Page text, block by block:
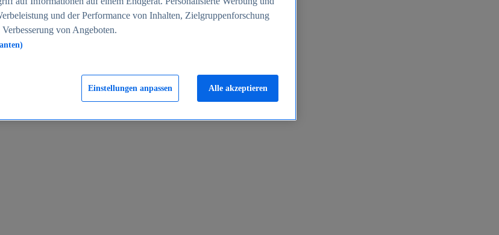
2005-2025
und der Performance von Inhalten, Zielgruppenforschung
von Angeboten.
Einstellungen anpassen Alle akzeptieren